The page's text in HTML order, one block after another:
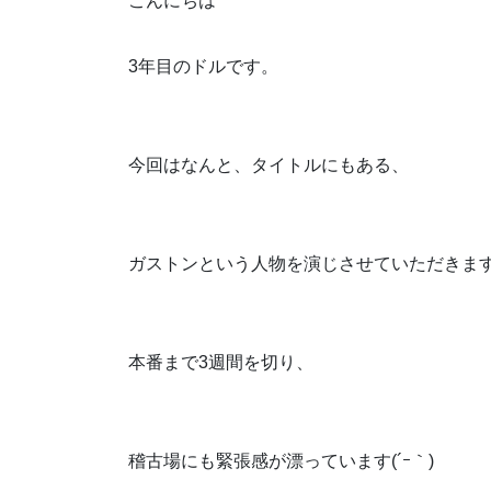
3年目のドルです。
今回はなんと、タイトルにもある、
ガストンという人物を演じさせていただきま
本番まで3週間を切り、
稽古場にも緊張感が漂っています(´ｰ｀)